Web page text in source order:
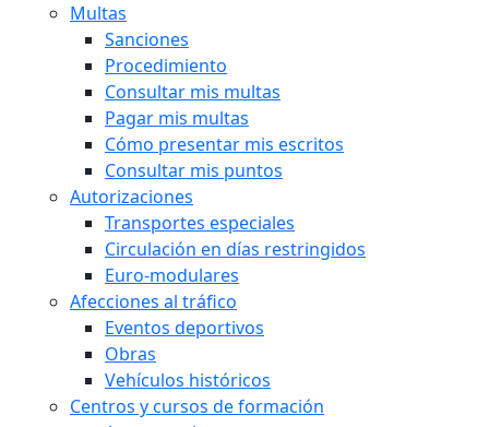
Multas
Sanciones
Procedimiento
Consultar mis multas
Pagar mis multas
Cómo presentar mis escritos
Consultar mis puntos
Autorizaciones
Transportes especiales
Circulación en días restringidos
Euro-modulares
Afecciones al tráfico
Eventos deportivos
Obras
Vehículos históricos
Centros y cursos de formación